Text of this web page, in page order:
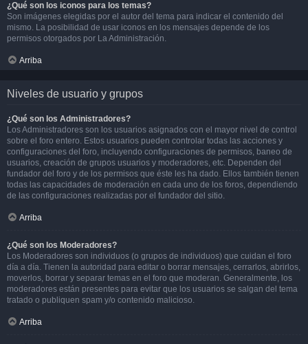
¿Qué son los iconos para los temas?
Son imágenes elegidas por el autor del tema para indicar el contenido del
mismo. La posibilidad de usar iconos en los mensajes depende de los
permisos otorgados por La Administración.
Arriba
Niveles de usuario y grupos
¿Qué son los Administradores?
Los Administradores son los usuarios asignados con el mayor nivel de control
sobre el foro entero. Estos usuarios pueden controlar todas las acciones y
configuraciones del foro, incluyendo configuraciones de permisos, baneo de
usuarios, creación de grupos usuarios y moderadores, etc. Dependen del
fundador del foro y de los permisos que éste les ha dado. Ellos también tienen
todas las capacidades de moderación en cada uno de los foros, dependiendo
de las configuraciones realizadas por el fundador del sitio.
Arriba
¿Qué son los Moderadores?
Los Moderadores son individuos (o grupos de individuos) que cuidan el foro
día a día. Tienen la autoridad para editar o borrar mensajes, cerrarlos, abrirlos,
moverlos, borrar y separar temas en el foro que moderan. Generalmente, los
moderadores están presentes para evitar que los usuarios se salgan del tema
tratado o publiquen spam y/o contenido malicioso.
Arriba